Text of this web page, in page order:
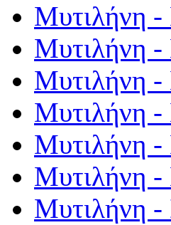
Μυτιλήνη
Μυτιλήνη -
Μυτιλήνη
Μυτιλήνη
Μυτιλήνη
Μυτιλήνη
Μυτιλήνη -